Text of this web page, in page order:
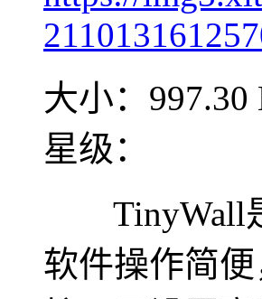
大小：997.30
星级：
TinyWall是
软件操作简